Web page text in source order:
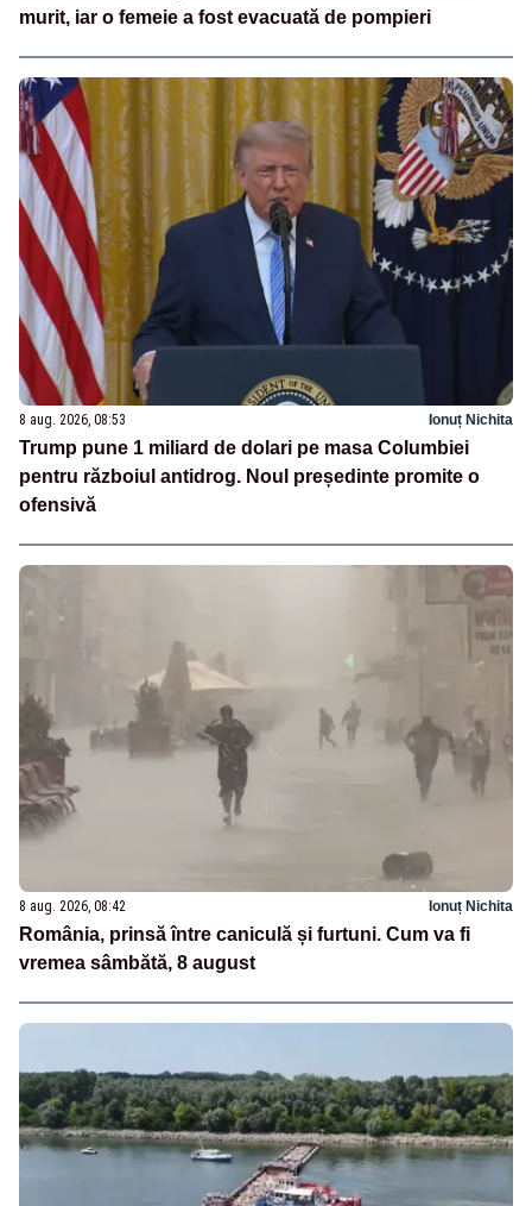
murit, iar o femeie a fost evacuată de pompieri
8 aug. 2026, 08:53 Ionuț Nichita
Trump pune 1 miliard de dolari pe masa Columbiei
pentru războiul antidrog. Noul președinte promite o
ofensivă
8 aug. 2026, 08:42 Ionuț Nichita
România, prinsă între caniculă și furtuni. Cum va fi
vremea sâmbătă, 8 august